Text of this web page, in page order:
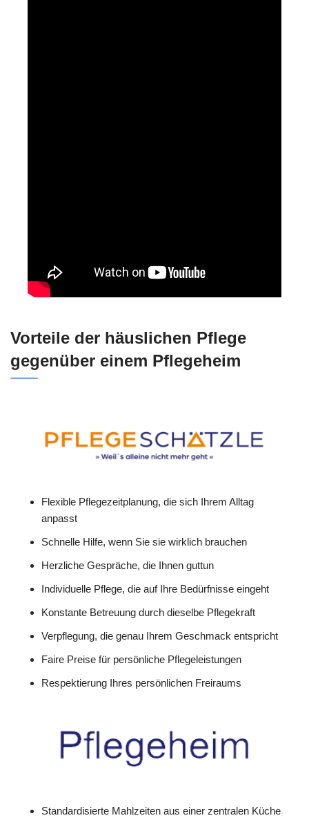
Vorteile der häuslichen Pflege
gegenüber einem Pflegeheim
Flexible Pflegezeitplanung, die sich Ihrem Alltag
anpasst
Schnelle Hilfe, wenn Sie sie wirklich brauchen
Herzliche Gespräche, die Ihnen guttun
Individuelle Pflege, die auf Ihre Bedürfnisse eingeht
Konstante Betreuung durch dieselbe Pflegekraft
Verpflegung, die genau Ihrem Geschmack entspricht
Faire Preise für persönliche Pflegeleistungen
Respektierung Ihres persönlichen Freiraums
Standardisierte Mahlzeiten aus einer zentralen Küche